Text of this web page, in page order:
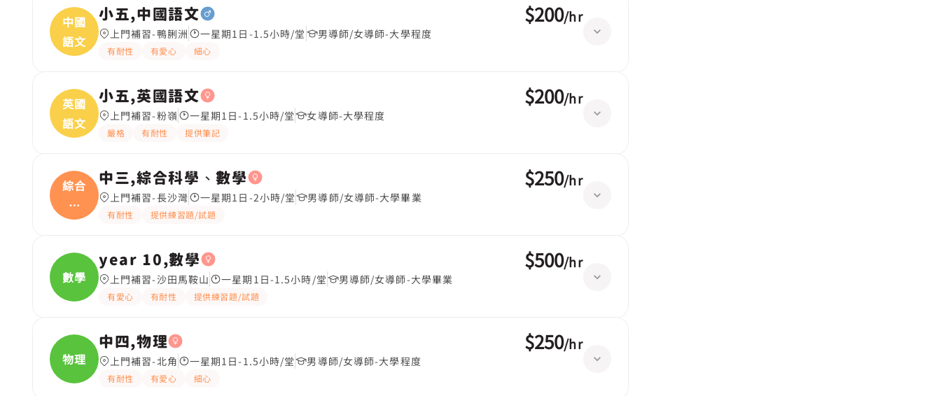
中國
語文
小五,中國語文
上門補習-鴨脷洲 一星期1日-1.5小時/堂 男導師/女導師-大學程度
有耐性 有愛心 細心
$200/hr
英國
語文
小五,英國語文
上門補習-粉嶺 一星期1日-1.5小時/堂 女導師-大學程度
嚴格 有耐性 提供筆記
$200/hr
綜合
科
學、
中三,綜合科學、數學
上門補習-長沙灣 一星期1日-2小時/堂 男導師/女導師-大學畢業
有耐性 提供練習題/試題
$250/hr
數學
year 10,數學
上門補習-沙田馬鞍山 一星期1日-1.5小時/堂 男導師/女導師-大學畢業
有愛心 有耐性 提供練習題/試題
$500/hr
物理
中四,物理
上門補習-北角 一星期1日-1.5小時/堂 男導師/女導師-大學程度
有耐性 有愛心 細心
$250/hr